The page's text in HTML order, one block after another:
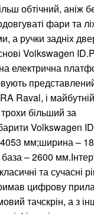
обтічний, аніж
фари та
а ручки задніх
Volkswagen
електрична
Raval, і
більший за
Volkswagen
мм;ширина –
– 2600
та сучасні
цифрову
тачскрін, а з